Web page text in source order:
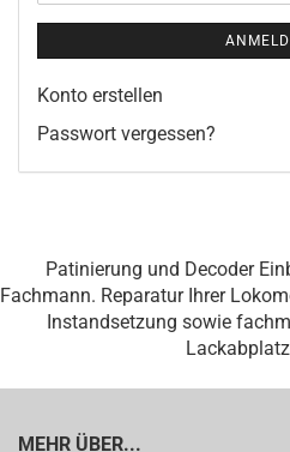
Konto erstellen
Passwort vergessen?
Patinierung und Decoder
Fachmann. Reparatur Ihrer
Instandsetzung sowie
MEHR ÜBER...